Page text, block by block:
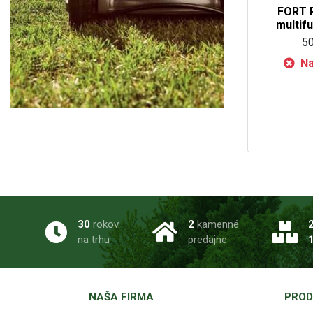
FORT
30 rokov
na trhu
2 kamenné
predajne
NAŠA FIRMA